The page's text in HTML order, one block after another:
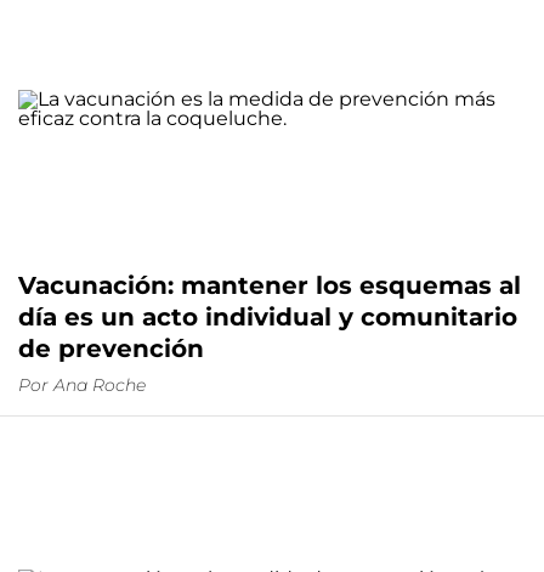
Vacunación: mantener los esquemas al
día es un acto individual y comunitario
de prevención
Por Ana Roche